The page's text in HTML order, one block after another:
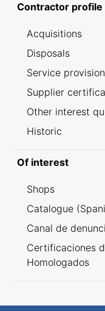
Contractor profile
Acquisitions
Disposals
Service provision
Supplier
Other interest
Historic
Of interest
Shops
Catalogue
Canal de
Certificaciones
Homologados